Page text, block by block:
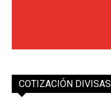
COTIZACIÓN DIVISAS